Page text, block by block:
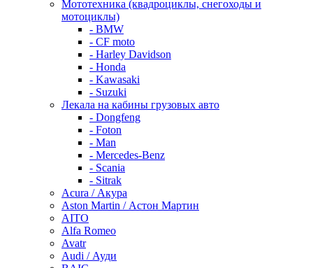
Мототехника (квадроциклы, снегоходы и
мотоциклы)
- BMW
- CF moto
- Harley Davidson
- Honda
- Kawasaki
- Suzuki
Лекала на кабины грузовых авто
- Dongfeng
- Foton
- Man
- Mercedes-Benz
- Scania
- Sitrak
Acura / Акура
Aston Martin / Астон Мартин
AITO
Alfa Romeo
Avatr
Audi / Ауди